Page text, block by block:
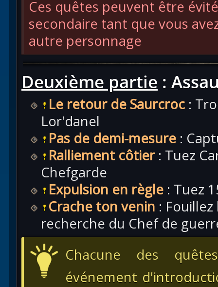
Ces quêtes peuvent être
secondaire tant que vous
autre personnage
Deuxième partie :
Le retour de Saurcroc :
Lor'danel
Pas de demi-mesure :
Ralliement côtier: Tuez
Chefgarde
Expulsion en règle : Tuez
Crache ton venin :
recherche du Chef de
Chacune des
événement